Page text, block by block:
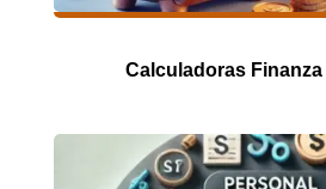
Calculadoras Finanza